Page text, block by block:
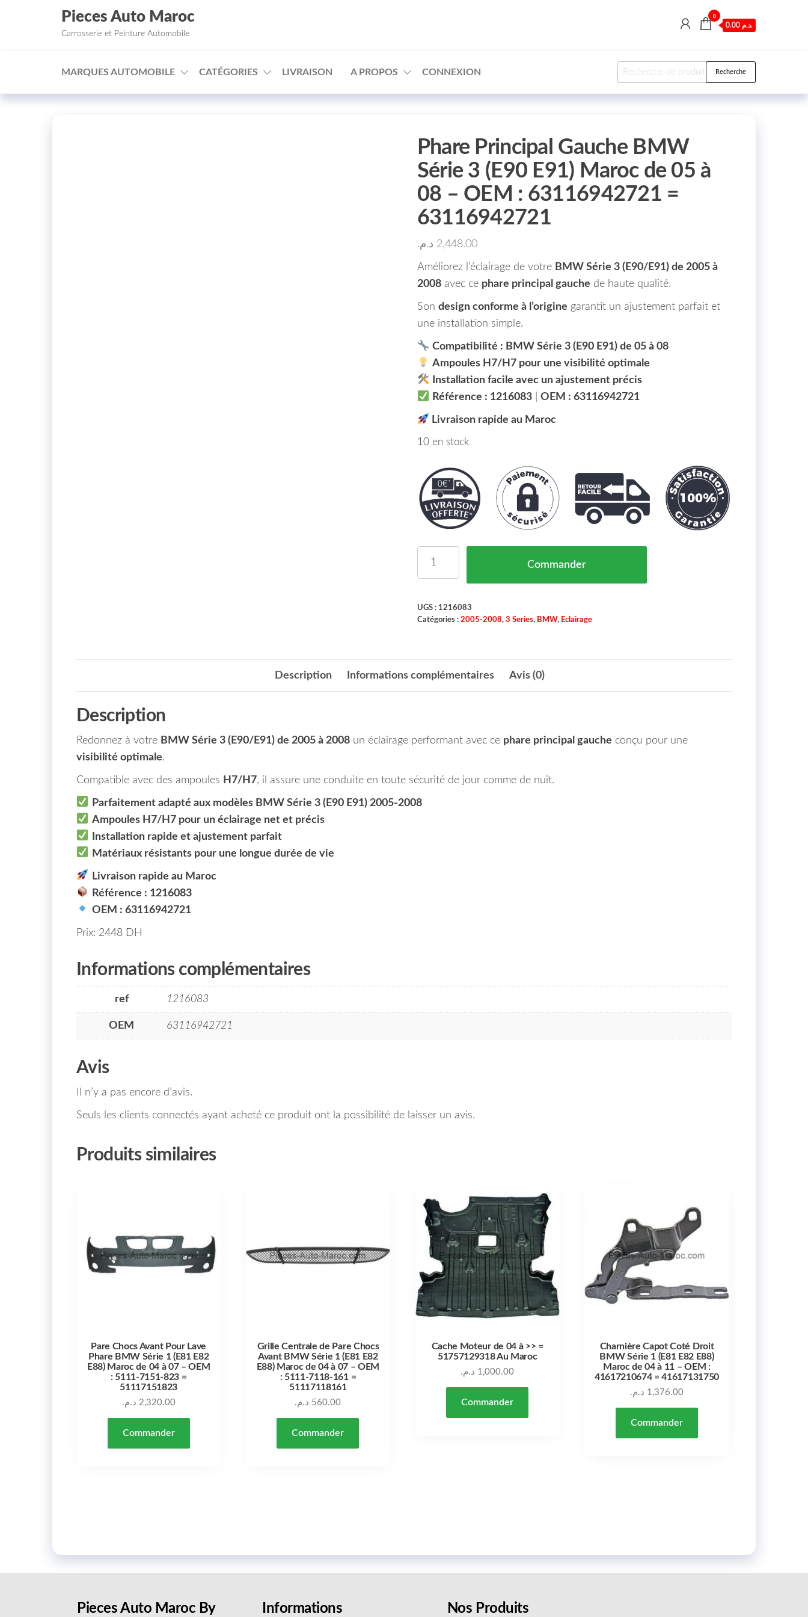
□
Aller au contenu
Pieces Auto Maroc
Carrosserie et Peinture Automobile
0
0.00 د.م.
MARQUES AUTOMOBILE CATÉGORIES LIVRAISON A PROPOS CONNEXION Recherche pour : Recherche
Phare Principal Gauche BMW
Série 3 (E90 E91) Maroc de 05 à
08 – OEM : 63116942721 =
63116942721
2,448.00 د.م.
Améliorez l’éclairage de votre BMW Série 3 (E90/E91) de 2005 à
2008avec ce phare principal gauche de haute qualité.
Son design conforme à l’origine garantit un ajustement parfait et
une installation simple.
Compatibilité : BMW Série 3 (E90 E91) de 05 à 08
Ampoules H7/H7 pour une visibilité optimale
Installation facile avec un ajustement précis
Référence : 1216083 |OEM : 63116942721
Livraison rapide au Maroc
10 en stock
Commander
UGS : 1216083
Catégories : 2005-2008, 3 Series, BMW, Eclairage
Description Informations complémentaires Avis (0)
Description
Redonnez à votre BMW Série 3 (E90/E91) de 2005 à 2008 un éclairage performant avec ce phare principal gauche conçu pour une
visibilité optimale.
Compatible avec des ampoules H7/H7, il assure une conduite en toute sécurité de jour comme de nuit.
Parfaitement adapté aux modèles BMW Série 3 (E90 E91) 2005-2008
Ampoules H7/H7 pour un éclairage net et précis
Installation rapide et ajustement parfait
Matériaux résistants pour une longue durée de vie
Livraison rapide au Maroc
Référence : 1216083
OEM : 63116942721
Prix: 2448 DH
Informations complémentaires
ref 1216083
OEM 63116942721
Avis
Il n’y a pas encore d’avis.
Seuls les clients connectés ayant acheté ce produit ont la possibilité de laisser un avis.
Produits similaires
Pare Chocs Avant Pour Lave
Phare BMW Série 1 (E81 E82
E88) Maroc de 04 à 07 – OEM
: 5111-7151-823 =
51117151823
2,320.00 د.م.
Commander
Grille Centrale de Pare Chocs
Avant BMW Série 1 (E81 E82
E88) Maroc de 04 à 07 – OEM
: 5111-7118-161 =
51117118161
560.00 د.م.
Commander
Cache Moteur de 04 à >> =
51757129318 Au Maroc
1,000.00 د.م.
Commander
Charnière Capot Coté Droit
BMW Série 1 (E81 E82 E88)
Maroc de 04 à 11 – OEM :
41617210674 = 41617131750
1,376.00 د.م.
Commander
Pieces Auto Maroc By
Informations Nos Produits